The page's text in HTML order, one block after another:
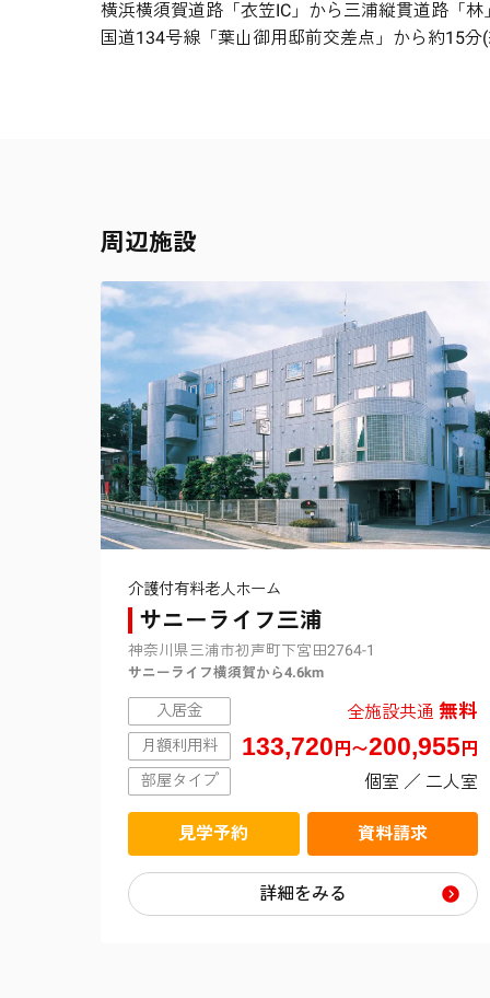
横浜横須賀道路「衣笠IC」から三浦縦貫道路「
国道134号線「葉山御用邸前交差点」から約15分
周辺施設
介護付有料老人ホーム
サニーライフ三浦
神奈川県三浦市初声町下宮田2764-1
サニーライフ横須賀から4.6km
入居金 全施設共通 無料
月額利用料 133,720 円〜200,955 円
部屋タイプ 個室 ／ 二人室
見学予約 資料請求
詳細をみる